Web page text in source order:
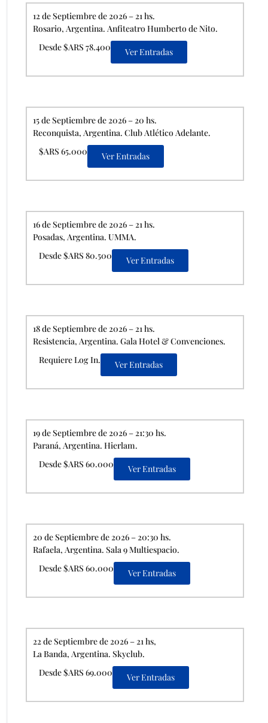
12 de Septiembre de 2026 – 21 hs.
Rosario, Argentina. Anfiteatro Humberto de Nito.
Desde $ARS 78.400
Ver Entradas
15 de Septiembre de 2026 – 20 hs.
Reconquista, Argentina. Club Atlético Adelante.
$ARS 65.000
Ver Entradas
16 de Septiembre de 2026 – 21 hs.
Posadas, Argentina. UMMA.
Desde $ARS 80.500
Ver Entradas
18 de Septiembre de 2026 – 21 hs.
Resistencia, Argentina. Gala Hotel & Convenciones.
Requiere Log In.
Ver Entradas
19 de Septiembre de 2026 – 21:30 hs.
Paraná, Argentina. Hierlam.
Desde $ARS 60.000
Ver Entradas
20 de Septiembre de 2026 – 20:30 hs.
Rafaela, Argentina. Sala 9 Multiespacio.
Desde $ARS 60.000
Ver Entradas
22 de Septiembre de 2026 – 21 hs,
La Banda, Argentina. Skyclub.
Desde $ARS 69.000
Ver Entradas